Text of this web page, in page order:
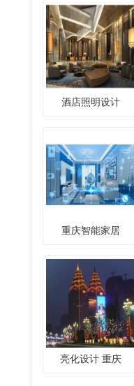
酒店照明设计
重庆智能家居
亮化设计 重庆